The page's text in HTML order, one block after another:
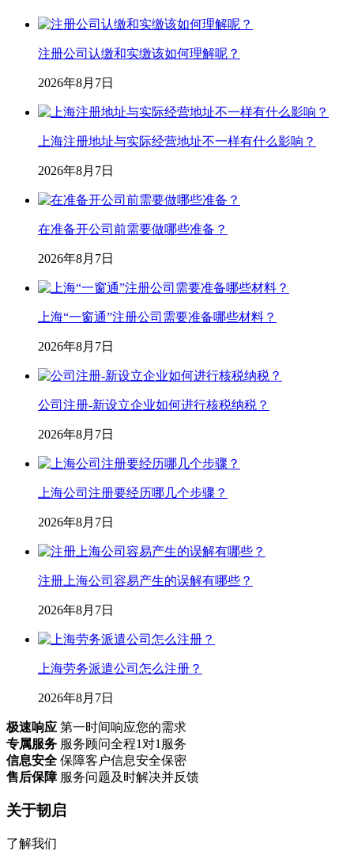
注册公司认缴和实缴该如何理解呢？
2026年8月7日
上海注册地址与实际经营地址不一样有什么影响？
2026年8月7日
在准备开公司前需要做哪些准备？
2026年8月7日
上海“一窗通”注册公司需要准备哪些材料？
2026年8月7日
公司注册-新设立企业如何进行核税纳税？
2026年8月7日
上海公司注册要经历哪几个步骤？
2026年8月7日
注册上海公司容易产生的误解有哪些？
2026年8月7日
上海劳务派遣公司怎么注册？
2026年8月7日
极速响应 第一时间响应您的需求
专属服务 服务顾问全程1对1服务
信息安全 保障客户信息安全保密
售后保障 服务问题及时解决并反馈
关于韧启
了解我们